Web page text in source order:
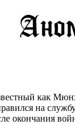
как
на
окончания